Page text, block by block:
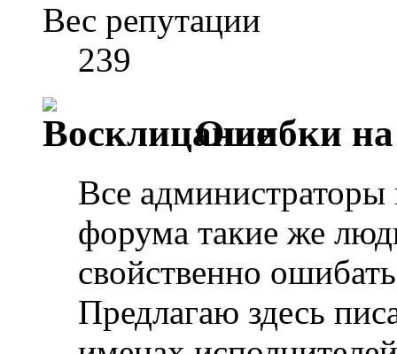
Вес репутации
239
Ошибки на
Все
форума такие же
свойственно
Предлагаю здесь